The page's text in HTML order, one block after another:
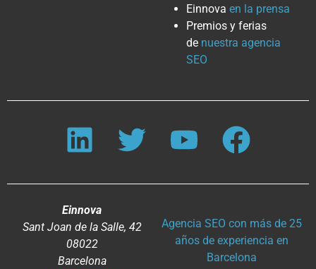
Einnova en la prensa
Premios y ferias
de nuestra agencia
SEO
Einnova
Sant Joan de la Salle, 42
08022
Barcelona
Agencia SEO con más de 25
años de experiencia en
Barcelona